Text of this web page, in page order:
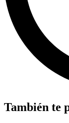
También te